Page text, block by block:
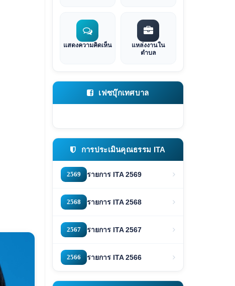
แสดงความคิดเห็น
แหล่งงานใน
ตำบล
เฟซบุ๊กเทศบาล
การประเมินคุณธรรม ITA
2569 รายการ ITA 2569
2568 รายการ ITA 2568
2567 รายการ ITA 2567
2566 รายการ ITA 2566